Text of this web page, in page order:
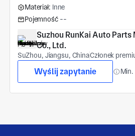
Materiał: Inne
Pojemność --
Suzhou RunKai Auto
Co., Ltd.
SuZhou, Jiangsu, ChinaCzłonek
Wyślij zapytanie